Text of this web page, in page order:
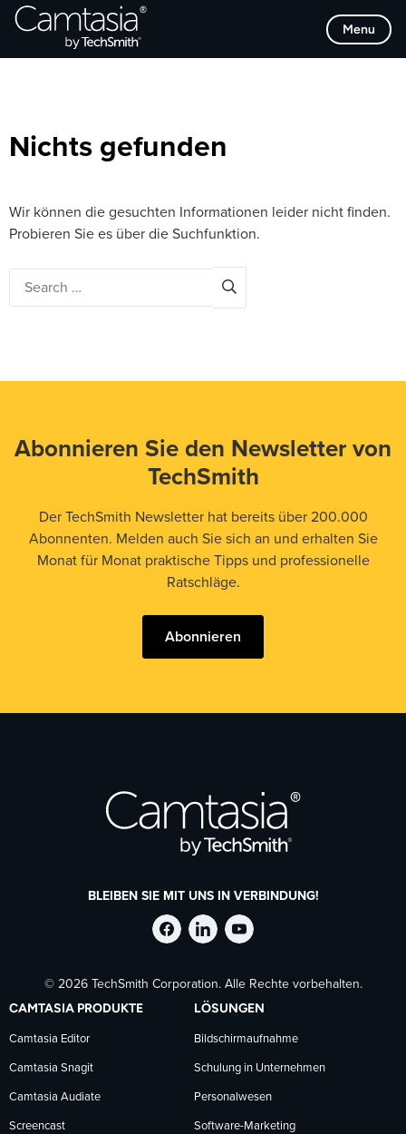
Direkt
zum
Menu
Browse Categories
Nichts gefunden
Wir können die gesuchten Informationen leider nicht finden.
Probieren Sie es über die Suchfunktion.
Abonnieren Sie den Newsletter von
TechSmith
Der TechSmith Newsletter hat bereits über 200.000
Abonnenten. Melden auch Sie sich an und erhalten Sie
Monat für Monat praktische Tipps und professionelle
Ratschläge.
Abonnieren
BLEIBEN SIE MIT UNS IN VERBINDUNG!
TechSmith
auf
Facebook
folgen
TechSmith
auf
LinkedIn
folgen
TechSmith
auf
YouTube
folgen
© 2026 TechSmith Corporation. Alle Rechte vorbehalten.
CAMTASIA PRODUKTE
Camtasia Editor
Camtasia Snagit
Camtasia Audiate
Screencast
LÖSUNGEN
Bildschirmaufnahme
Schulung in Unternehmen
Personalwesen
Software-Marketing